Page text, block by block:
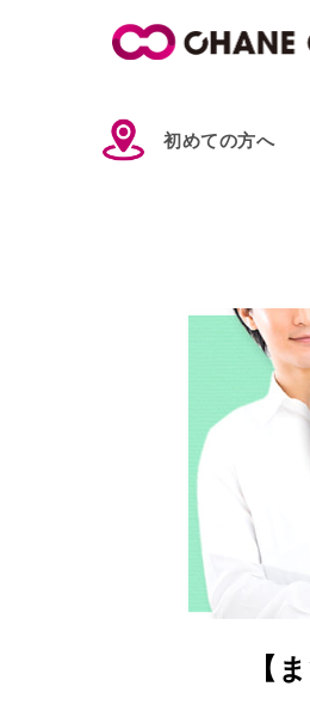
初めての方へ
【